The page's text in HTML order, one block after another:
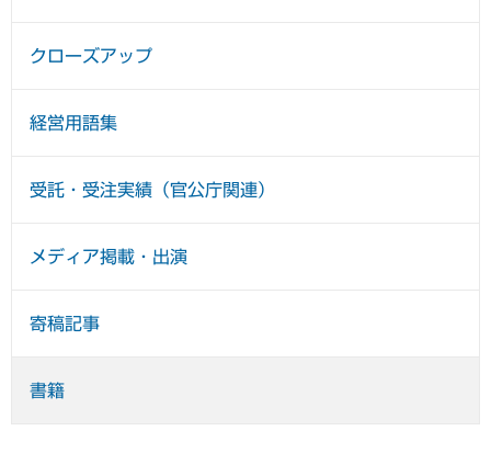
クローズアップ
経営用語集
受託・受注実績（官公庁関連）
メディア掲載・出演
寄稿記事
書籍